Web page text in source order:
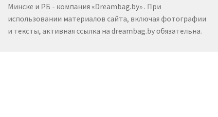
Минске и РБ - компания «Dreambag.by» . При
использовании материалов сайта, включая фотографии
и тексты, активная ссылка на dreambag.by обязательна.